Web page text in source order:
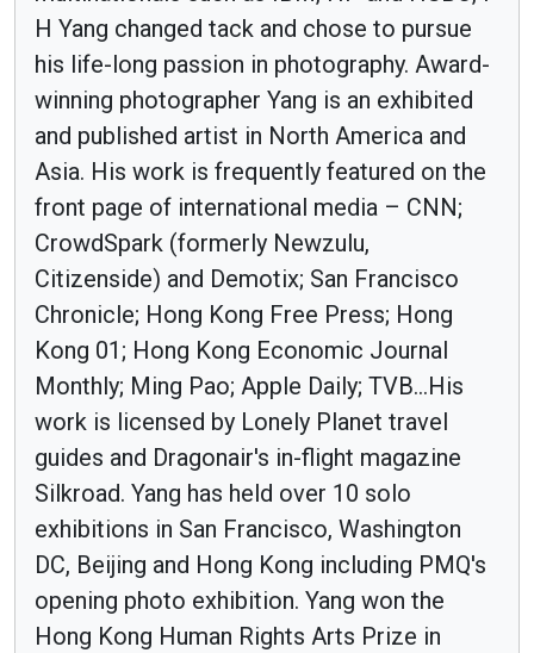
H Yang changed tack and chose to pursue
his life-long passion in photography. Award-
winning photographer Yang is an exhibited
and published artist in North America and
Asia. His work is frequently featured on the
front page of international media – CNN;
CrowdSpark (formerly Newzulu,
Citizenside) and Demotix; San Francisco
Chronicle; Hong Kong Free Press; Hong
Kong 01; Hong Kong Economic Journal
Monthly; Ming Pao; Apple Daily; TVB...His
work is licensed by Lonely Planet travel
guides and Dragonair's in-flight magazine
Silkroad. Yang has held over 10 solo
exhibitions in San Francisco, Washington
DC, Beijing and Hong Kong including PMQ's
opening photo exhibition. Yang won the
Hong Kong Human Rights Arts Prize in